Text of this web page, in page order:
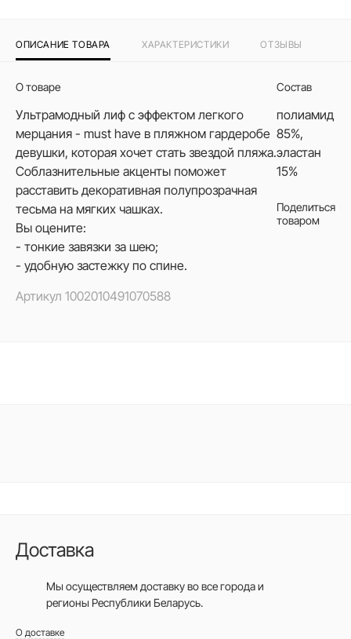
ОПИСАНИЕ ТОВАРА ХАРАКТЕРИСТИКИ ОТЗЫВЫ
О товаре
Ультрамодный лиф с эффектом легкого
мерцания - must have в пляжном гардеробе
девушки, которая хочет стать звездой пляжа.
Соблазнительные акценты поможет
расставить декоративная полупрозрачная
тесьма на мягких чашках.
Вы оцените:
- тонкие завязки за шею;
- удобную застежку по спине.
Артикул 1002010491070588
Состав
полиамид
85%,
эластан
15%
Поделиться
товаром
Доставка
Мы осуществляем доставку во все городаи
регионы Республики Беларусь.
О доставке